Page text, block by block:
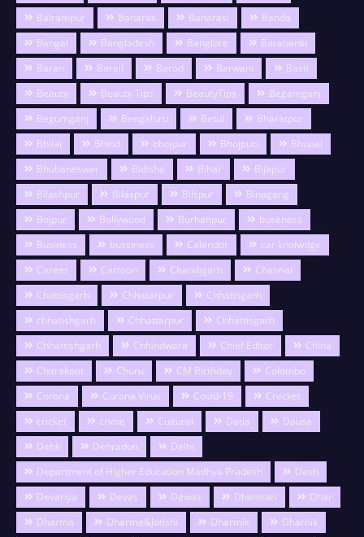
Balrampur
Banaras Banarasi
Banda
Bangal
Bangladesh Banglore
Barabanki
Baran
Bareli Barod Barwani
Basti
Beauty
Beauty Tips BeautyTips
Begamganj
Begumganj
Bengaluru Betul
Bharatpur
Bhilai
Bhind bhojpur Bhojpuri
Bhopal
Bhubaneswar
Bidisha Bihar
Bijapur
Bilashpur
Bilaspur Bilspur
Binagang
Bojpur
Bollywood Burhanpur
buseness
Business
bussiness Calendor
car knolwdge
Career
Cartoon Chandigarh
Channai
Chattisgarh
Chhatarpur
Chhatisgarh
chhatishgarh
Chhattarpur
Chhattisgarh
Chhattishgarh
Chhindwara Chief Editor
China
Chitrakoot
Churu CM Birthday
Colombo
Corona
Corona Virus Covid-19
Crecket
cricket
crime Cultural Datia
Dausa
Dehli
Dehradun
Delhi
Department of Higher Education Madhya Pradesh
Desh
Devariya
Devas Dewas Dhamtari
Dhar
Dharma
Dharma&Jotishi Dharmik
Dharnik